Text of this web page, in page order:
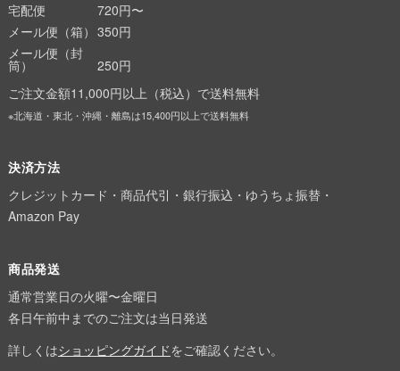
宅配便
720円〜
メール便（箱） 350円
メール便（封
筒）
250円
ご注文金額11,000円以上（税込）で送料無料
※北海道・東北・沖縄・離島は15,400円以上で送料無料
決済方法
クレジットカード・商品代引・銀行振込・ゆうちょ振替・
Amazon Pay
商品発送
通常営業日の火曜〜金曜日
各日午前中までのご注文は当日発送
詳しくはショッピングガイドをご確認ください。